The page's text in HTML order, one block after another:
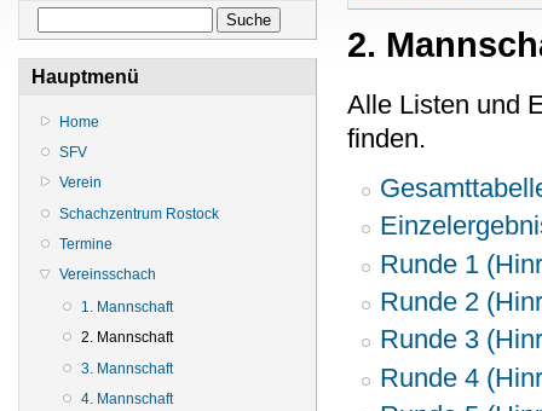
Hauptmenü
Home
SFV
Verein
Schachzentrum Rostock
Termine
Vereinsschach
1. Mannschaft
2. Mannschaft
3. Mannschaft
4. Mannschaft
2.
Alle Listen und
finden.
Runde 1
Runde 2
Runde 3
Runde 4